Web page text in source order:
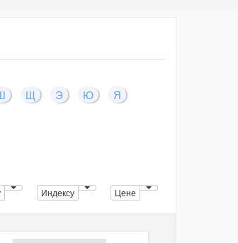
Щ Э Ю
Я
Индексу Цене